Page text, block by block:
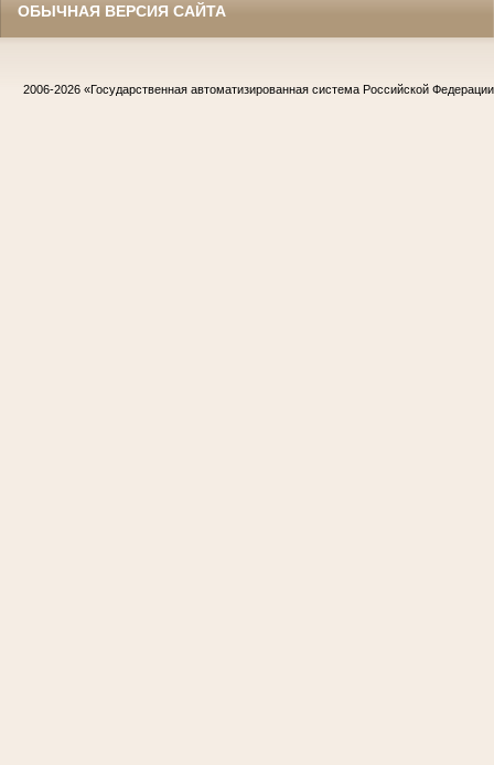
ОБЫЧНАЯ ВЕРСИЯ САЙТА
2006-2026 «Государственная автоматизированная система Российской